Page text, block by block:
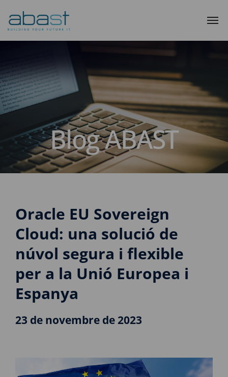
Blog ABAST
Oracle EU Sovereign
Cloud: una solució de
núvol segura i flexible
per a la Unió Europea i
Espanya
23 de novembre de 2023